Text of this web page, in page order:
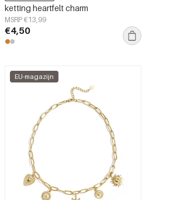
ketting heartfelt charm
MSRP €13,99
€4,50
EU-magazijn